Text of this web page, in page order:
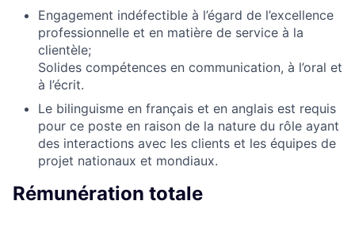
Engagement indéfectible à l’égard de l’excellence
professionnelle et en matière de service à la
clientèle;
Solides compétences en communication, à l’oral et
à l’écrit.
Le bilinguisme en français et en anglais est requis
pour ce poste en raison de la nature du rôle ayant
des interactions avec les clients et les équipes de
projet nationaux et mondiaux.
Rémunération totale